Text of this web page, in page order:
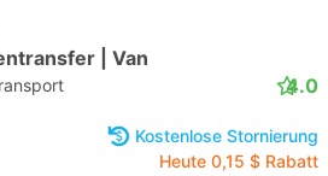
| Van
4.0
Kostenlose Stornierung
Heute 0,15 $ Rabatt